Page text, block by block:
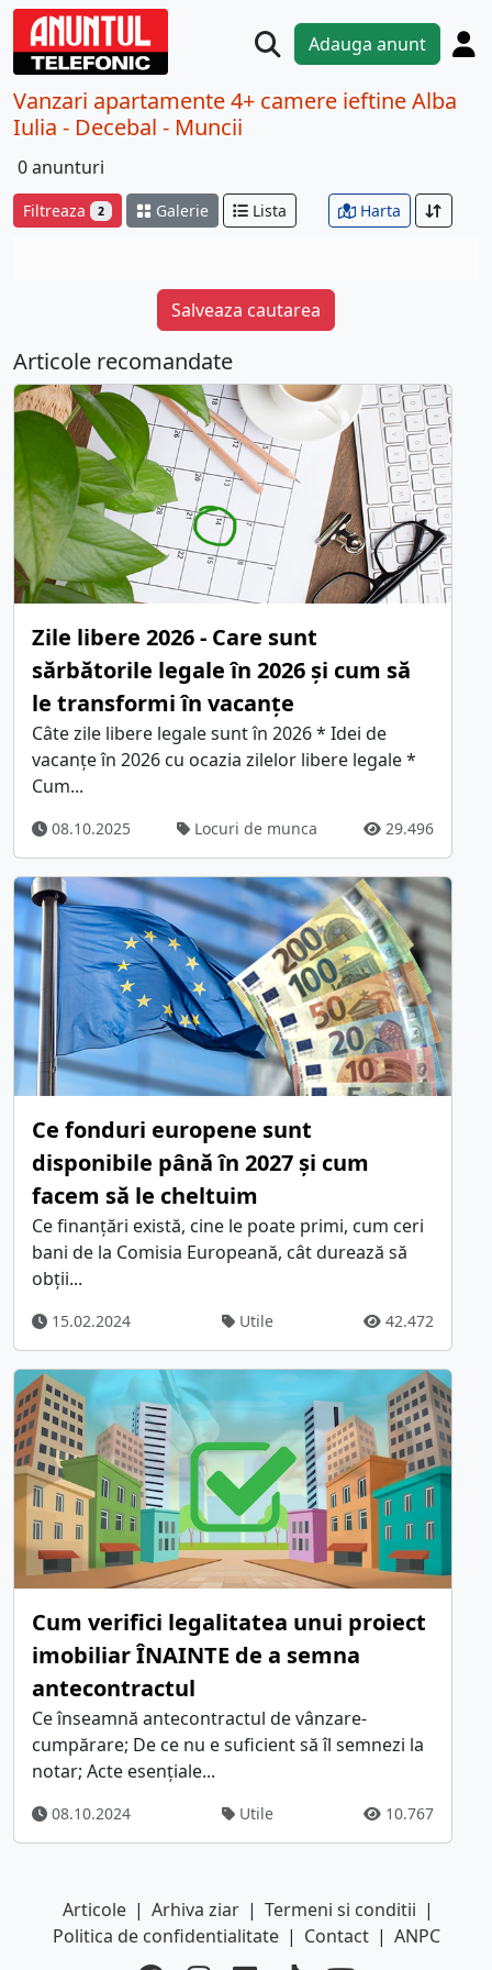
Adauga anunt
Vanzari apartamente 4+ camere ieftine Alba
Iulia - Decebal - Muncii
0 anunturi
Filtreaza 2 Galerie Lista Harta
Salveaza cautarea
Articole recomandate
Zile libere 2026 - Care sunt
sărbătorile legale în 2026 și cum să
le transformi în vacanțe
Câte zile libere legale sunt în 2026 * Idei de
vacanțe în 2026 cu ocazia zilelor libere legale *
Cum...
08.10.2025 Locuri de munca 29.496
Ce fonduri europene sunt
disponibile până în 2027 și cum
facem să le cheltuim
Ce finanțări există, cine le poate primi, cum ceri
bani de la Comisia Europeană, cât durează să
obții...
15.02.2024 Utile 42.472
Cum verifici legalitatea unui proiect
imobiliar ÎNAINTE de a semna
antecontractul
Ce înseamnă antecontractul de vânzare-
cumpărare; De ce nu e suficient să îl semnezi la
notar; Acte esențiale...
08.10.2024 Utile 10.767
Articole | Arhiva ziar | Termeni si conditii |
Politica de confidentialitate | Contact | ANPC